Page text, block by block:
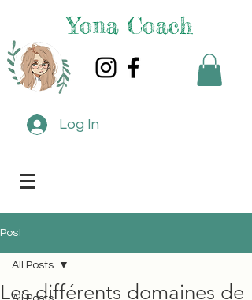
Yona Coach
Log In
Post
All Posts
Les différents domaines de